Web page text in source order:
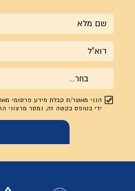
שם
מלא
אימייל
בחר...
הנני מאשר/ת קבלת מידע פרסומי
ידי בטופס בקשה זה, נמסר מרצוני